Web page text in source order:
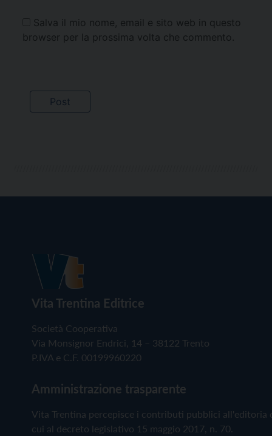
Salva il mio nome, email e sito web in questo
browser per la prossima volta che commento.
Vita Trentina Editrice
Società Cooperativa
Via Monsignor Endrici, 14 – 38122 Trento
P.IVA e C.F. 00199960220
Amministrazione trasparente
Vita Trentina percepisce i contributi pubblici all'editoria
cui al decreto legislativo 15 maggio 2017, n. 70.